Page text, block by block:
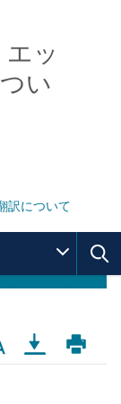
ッ
い
訳について